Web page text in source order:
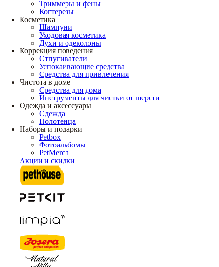
Триммеры и фены
Когтерезы
Косметика
Шампуни
Уходовая косметика
Духи и одеколоны
Коррекция поведения
Отпугиватели
Успокаивающие средства
Средства для привлечения
Чистота в доме
Средства для дома
Инструменты для чистки от шерсти
Одежда и аксессуары
Одежда
Полотенца
Наборы и подарки
Petbox
Фотоальбомы
PetMerch
Акции и скидки